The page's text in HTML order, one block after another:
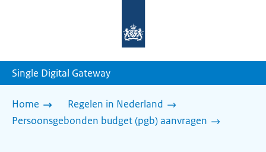
homepage
Single Digital Gateway
Home
Regelen in Nederland
Persoonsgebonden budget (pgb) aanvragen